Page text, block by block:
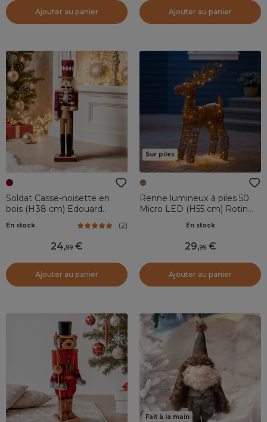
Ajouter au panier Ajouter au panier
Soldat Casse-noisette en
bois (H38 cm) Edouard
En stock (2)
24,99
Ajouter au panier
Sur piles
Renne lumineux à piles 50
Micro LED (H55 cm) Rotin
En stock
29,99
Ajouter au panier
Fait à la main